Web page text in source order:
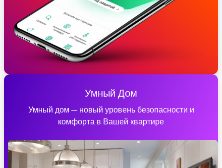
Умный Дом
Умный дом — новый уровень безопасности и
комфорта в Вашей квартире